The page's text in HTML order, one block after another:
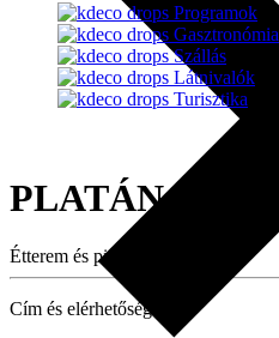
Programok
Gasztronómia
Szállás
Látnivalók
Turisztika
PLATÁN panzió
Étterem és pizzéria
Cím és elérhetőség